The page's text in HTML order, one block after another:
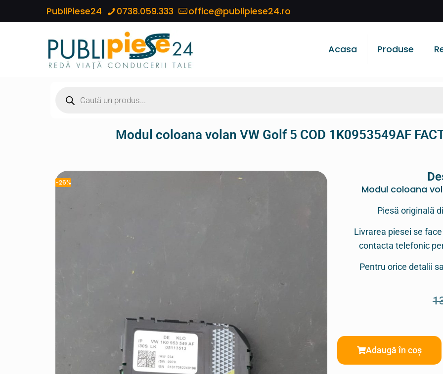
PubliPiese24 0738.059.333 office@publipiese24.ro
Acasa Produse
Modul coloana volan VW Golf 5 COD 1K0953549AF
-26%
Modul coloana
Piesă originală
Livrarea piesei se
contacta telefonic
Pentru orice detalii
Adaugă în coș